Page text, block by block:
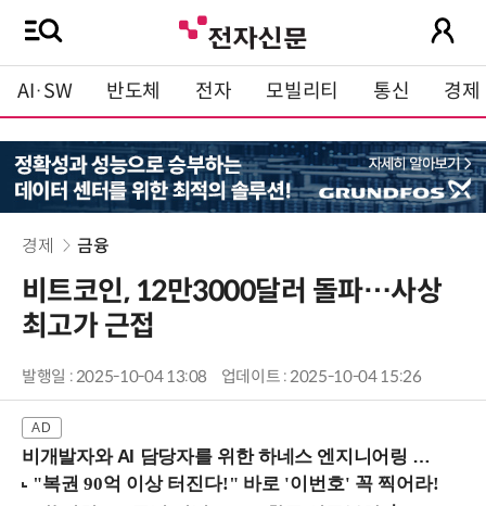
AI·SW 반도체 전자 모빌리티 통신 경제
경제 금융
비트코인, 12만3000달러 돌파…사상
최고가 근접
발행일 : 2025-10-04 13:08 업데이트 : 2025-10-04 15:26
비개발자와 AI 담당자를 위한 하네스 엔지니어링 입문과정 (8/20 신논현역)